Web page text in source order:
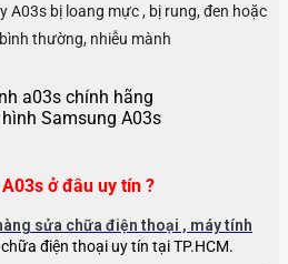
A03s bị loang mực , bị rung, đen hoặc
thường, nhiễu mành
Samsung A03s
ở đâu uy tín ?
sửa chữa điện thoại , máy tính
điện thoại uy tín tại TP.HCM.